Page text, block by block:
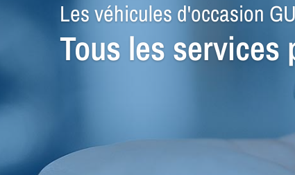
Les véhicules d'occasion
Tous les